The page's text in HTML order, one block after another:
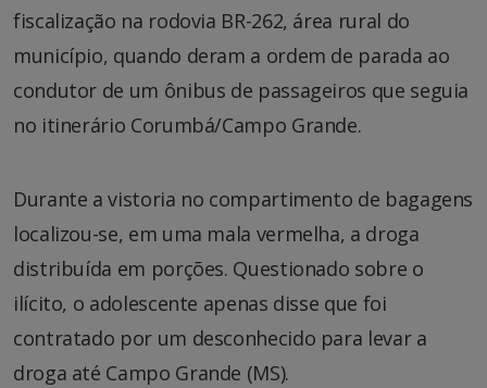
fiscalização na rodovia BR-262, área rural do
município, quando deram a ordem de parada ao
condutor de um ônibus de passageiros que seguia
no itinerário Corumbá/Campo Grande.
Durante a vistoria no compartimento de bagagens
localizou-se, em uma mala vermelha, a droga
distribuída em porções. Questionado sobre o
ilícito, o adolescente apenas disse que foi
contratado por um desconhecido para levar a
droga até Campo Grande (MS).